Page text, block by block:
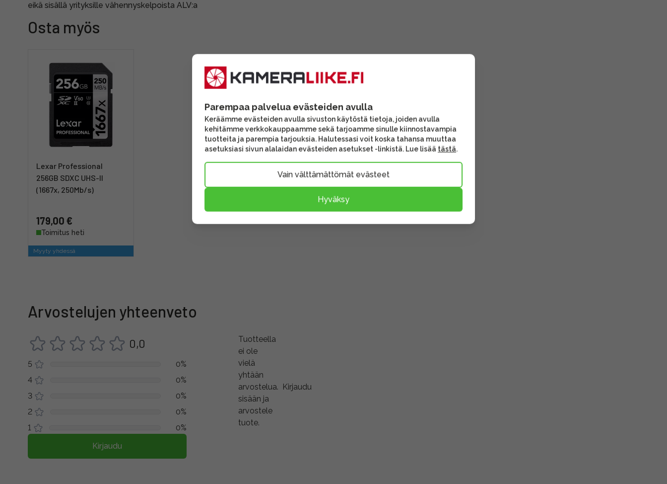
eikä sisällä yrityksille vähennyskelpoista ALV:a
Osta myös
Lexar Professional
256GB SDXC UHS-II
(1667x, 250Mb/s)
179,00 €
Toimitus heti
Myyty yhdessä
Arvostelujen yhteenveto
0,0
5
0%
4
0%
3
0%
2
0%
1
0%
Kirjaudu
Tuotteella
ei ole
vielä
yhtään
arvostelua. Kirjaudu
sisään ja
arvostele
tuote.
Parempaa palvelua evästeiden avulla
Keräämme evästeiden avulla sivuston käytöstä tietoja, joiden avulla
kehitämme verkkokauppaamme sekä tarjoamme sinulle kiinnostavampia
tuotteita ja parempia tarjouksia. Halutessasi voit koska tahansa muuttaa
asetuksiasi sivun alalaidan evästeiden asetukset -linkistä. Lue lisää tästä.
Vain välttämättömät evästeet
Hyväksy